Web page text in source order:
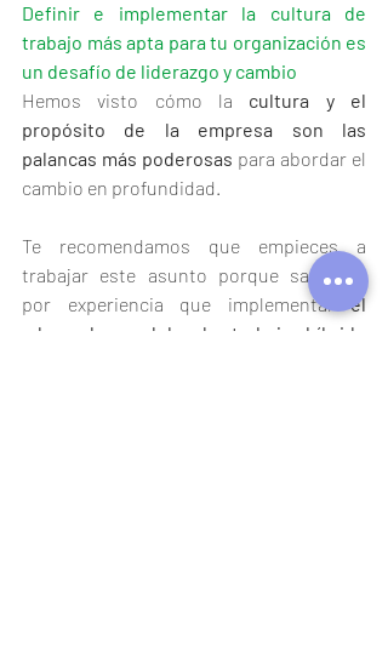
Definir e implementar la cultura de
trabajo más apta para tu organización es
un desafío de liderazgo y cambio
Hemos visto cómo la cultura y el
propósito de la empresa son las
palancas más poderosas para abordar el
cambio en profundidad.
Te recomendamos que empieces a
trabajar este asunto porque sabemos
por experiencia que implementar el
adecuado modelo de trabajo híbrido